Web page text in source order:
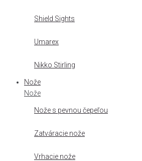
Shield Sights
Umarex
Nikko Stirling
Nože
Nože
Nože s pevnou čepeľou
Zatváracie nože
Vrhacie nože